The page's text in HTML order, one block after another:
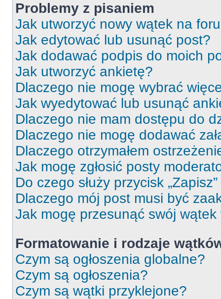
Problemy z pisaniem
Jak utworzyć nowy wątek na
Jak edytować lub usunąć post?
Jak dodawać podpis do moich
Jak utworzyć ankietę?
Dlaczego nie mogę wybrać
Jak wyedytować lub usunąć
Dlaczego nie mam dostępu do
Dlaczego nie mogę dodawać
Dlaczego otrzymałem
Jak mogę zgłosić posty
Do czego służy przycisk
Dlaczego mój post musi być
Jak mogę przesunąć swój wątek
Formatowanie i rodzaje
Czym są ogłoszenia globalne?
Czym są ogłoszenia?
Czym są wątki przyklejone?